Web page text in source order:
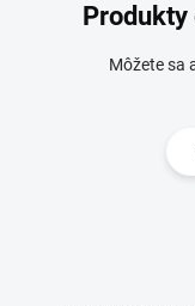
Produkty
Môžete sa